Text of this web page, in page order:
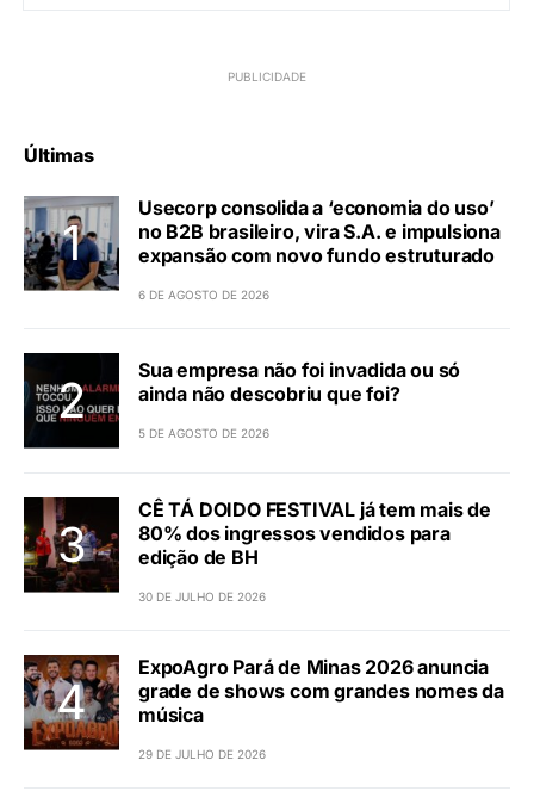
Últimas
Usecorp consolida a ‘economia do uso’
no B2B brasileiro, vira S.A. e impulsiona
expansão com novo fundo estruturado
6 DE AGOSTO DE 2026
Sua empresa não foi invadida ou só
ainda não descobriu que foi?
5 DE AGOSTO DE 2026
CÊ TÁ DOIDO FESTIVAL já tem mais de
80% dos ingressos vendidos para
edição de BH
30 DE JULHO DE 2026
ExpoAgro Pará de Minas 2026 anuncia
grade de shows com grandes nomes da
música
29 DE JULHO DE 2026